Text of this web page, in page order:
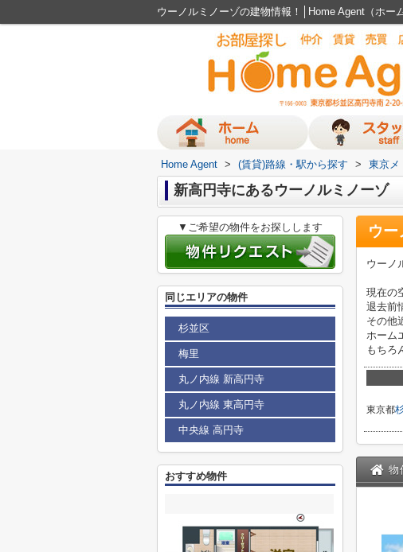
ウーノルミノーゾの建物情報！│Home Agent（ホー
Home Agent > (賃貸)路線・駅から探す > 東京メ
新高円寺にあるウーノルミノーゾ
ウー
ウーノ
現在の
退去前
その他
ホーム
もちろ
東京都
物
▼ご希望の物件をお探しします
同じエリアの物件
杉並区
梅里
丸ノ内線 新高円寺
丸ノ内線 東高円寺
中央線 高円寺
おすすめ物件